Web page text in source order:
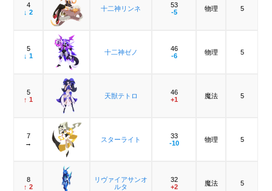
4
↓ 2
十二神リンネ
53
-5
物理 5
5
↓ 1
十二神ゼノ
46
-6
物理 5
5
↑ 1
天獣テトロ
46
+1
魔法 5
7
→
スターライト
33
-10
物理 5
8
↑ 2
リヴァイアサンオ
ルタ
32
+2
魔法 5